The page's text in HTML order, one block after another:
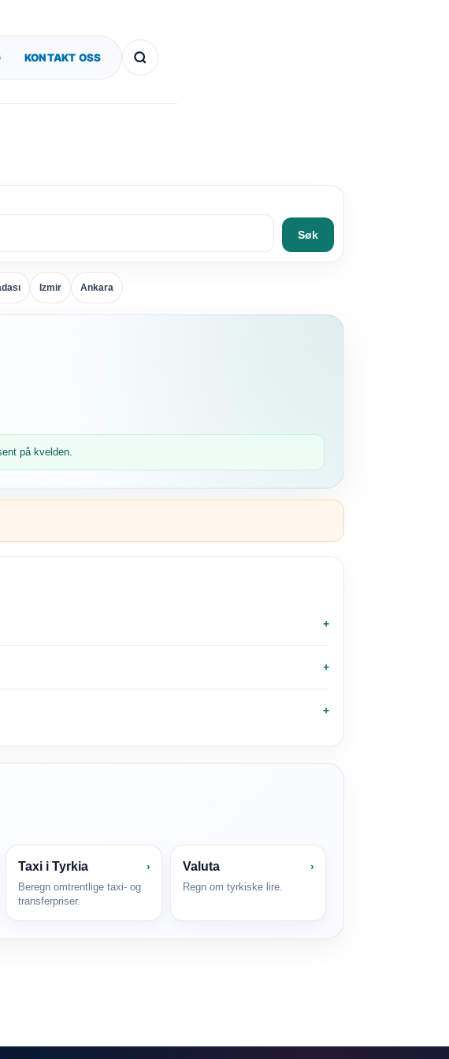
KONTAKT OSS
Søk
Izmir Ankara
på kvelden.
Taxi i Tyrkia
Beregn omtrentlige taxi- og
transferpriser.
› Valuta
Regn om tyrkiske lire.
›